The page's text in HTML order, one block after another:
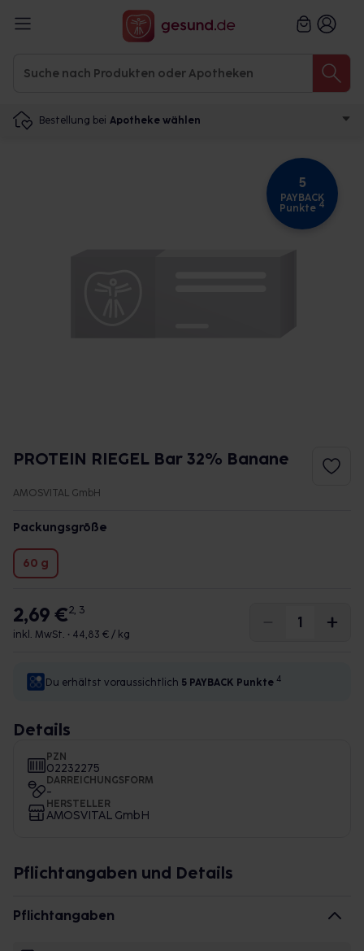
Bestellung bei Apotheke wählen
5
PAYBACK
Punkte 4
PROTEIN RIEGEL Bar 32% Banane
AMOSVITAL GmbH
Packungsgröße
60 g
2,69 €2, 3
inkl. MwSt. • 44,83 € / kg
Du erhältst voraussichtlich 5 PAYBACK Punkte 4
Details
PZN
02232275
DARREICHUNGSFORM
-
HERSTELLER
AMOSVITAL GmbH
Pflichtangaben und Details
Pflichtangaben